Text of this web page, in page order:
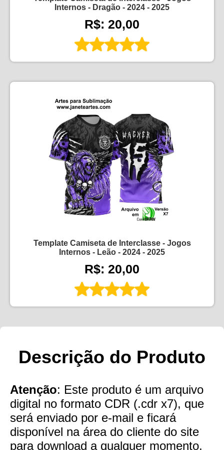
Internos - Dragão - 2024 - 2025
R$: 20,00
Template Camiseta de Interclasse - Jogos
Internos - Leão - 2024 - 2025
R$: 20,00
Descrição do Produto
Atenção: Este produto é um arquivo
digital no formato CDR (.cdr x7), que
será enviado por e-mail e ficará
disponível na área do cliente do site
para download a qualquer momento,